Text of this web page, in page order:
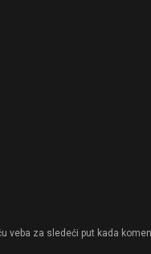
veba za sledeći put kada